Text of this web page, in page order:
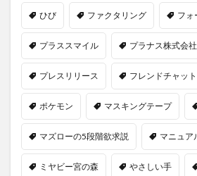
ひび ファクタリング フォ
プラススマイル プラナス株式会社
プレスリリース フレンドチャット
ポケモン マスキングテープ
マズローの5段階欲求説 マニュア
ミヤビー宮の森 やさしい手